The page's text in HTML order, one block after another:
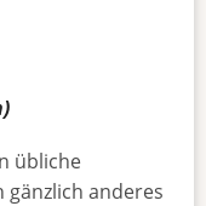
übliche
anderes